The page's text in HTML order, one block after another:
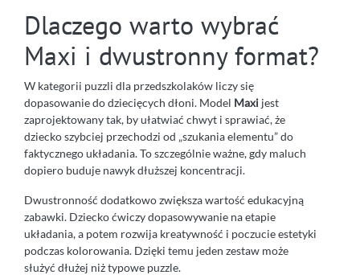
Dlaczego warto wybrać
Maxi i dwustronny format?
W kategorii puzzli dla przedszkolaków liczy się
dopasowanie do dziecięcych dłoni. Model Maxi jest
zaprojektowany tak, by ułatwiać chwyt i sprawiać, że
dziecko szybciej przechodzi od „szukania elementu” do
faktycznego układania. To szczególnie ważne, gdy maluch
dopiero buduje nawyk dłuższej koncentracji.
Dwustronność dodatkowo zwiększa wartość edukacyjną
zabawki. Dziecko ćwiczy dopasowywanie na etapie
układania, a potem rozwija kreatywność i poczucie estetyki
podczas kolorowania. Dzięki temu jeden zestaw może
służyć dłużej niż typowe puzzle.